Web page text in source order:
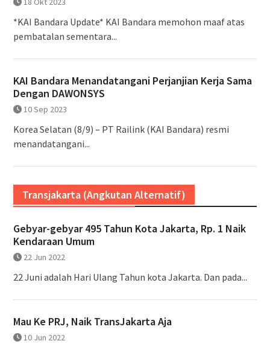
*KAI Bandara Update* KAI Bandara memohon maaf atas
pembatalan sementara...
KAI Bandara Menandatangani Perjanjian Kerja Sama
Dengan DAWONSYS
10 Sep 2023
Korea Selatan (8/9) – PT Railink (KAI Bandara) resmi
menandatangani...
Transjakarta (Angkutan Alternatif)
Gebyar-gebyar 495 Tahun Kota Jakarta, Rp. 1 Naik
Kendaraan Umum
22 Jun 2022
22 Juni adalah Hari Ulang Tahun kota Jakarta. Dan pada...
Mau Ke PRJ, Naik TransJakarta Aja
10 Jun 2022